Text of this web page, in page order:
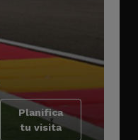
Planifica
tu visita